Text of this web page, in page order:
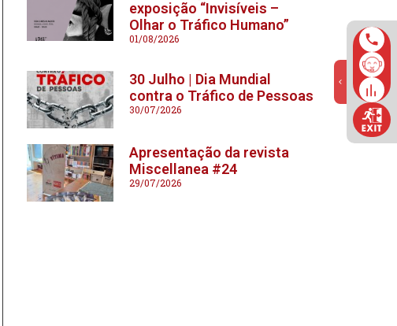
exposição “Invisíveis –
Olhar o Tráfico Humano”
01/08/2026
30 Julho | Dia Mundial
contra o Tráfico de Pessoas
30/07/2026
Apresentação da revista
Miscellanea #24
29/07/2026